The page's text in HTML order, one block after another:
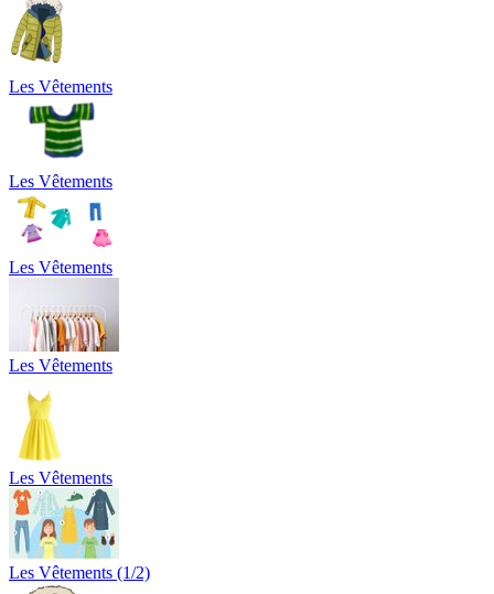
Les Vêtements
Les Vêtements
Les Vêtements
Les Vêtements
Les Vêtements
Les Vêtements (1/2)